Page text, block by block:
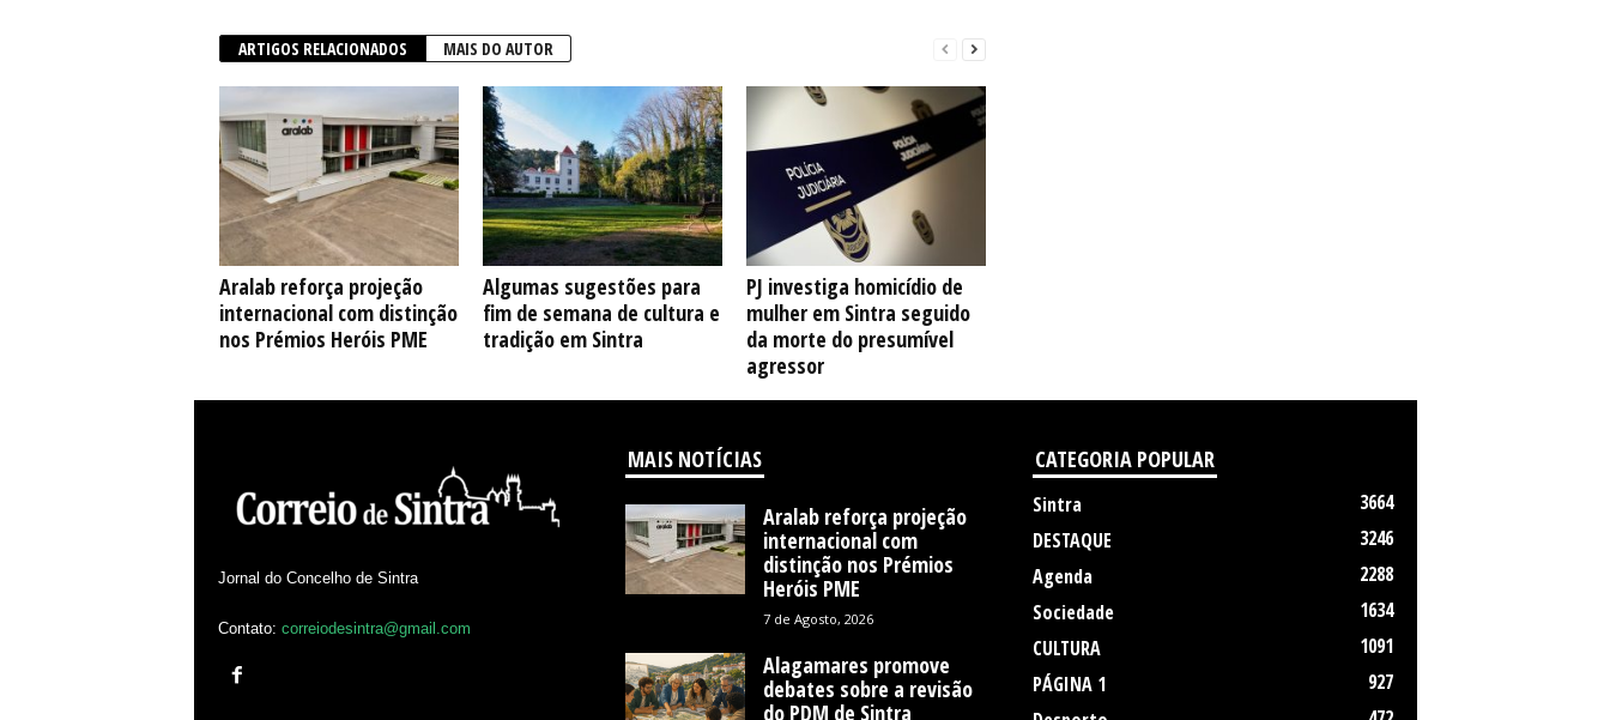
ARTIGOS RELACIONADOS MAIS DO AUTOR
Aralab reforça projeção
internacional com distinção
nos Prémios Heróis PME
Algumas sugestões para
fim de semana de cultura e
tradição em Sintra
PJ investiga homicídio de
mulher em Sintra seguido
da morte do presumível
agressor
Jornal do Concelho de Sintra
Contato: correiodesintra@gmail.com
MAIS NOTÍCIAS
Aralab reforça projeção
internacional com
distinção nos Prémios
Heróis PME
7 de Agosto, 2026
Alagamares promove
debates sobre a revisão
do PDM de Sintra
CATEGORIA POPULAR
Sintra
3664
DESTAQUE
3246
Agenda
2288
Sociedade
1634
CULTURA
1091
PÁGINA 1
927